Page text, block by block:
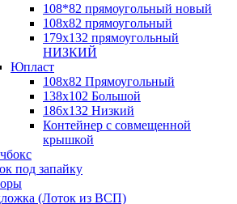
108*82 прямоугольный новый
108х82 прямоугольный
179х132 прямоугольный
НИЗКИЙ
Юпласт
108х82 Прямоугольный
138х102 Большой
186х132 Низкий
Контейнер с совмещенной
крышкой
под запайку
(Лоток из ВСП)